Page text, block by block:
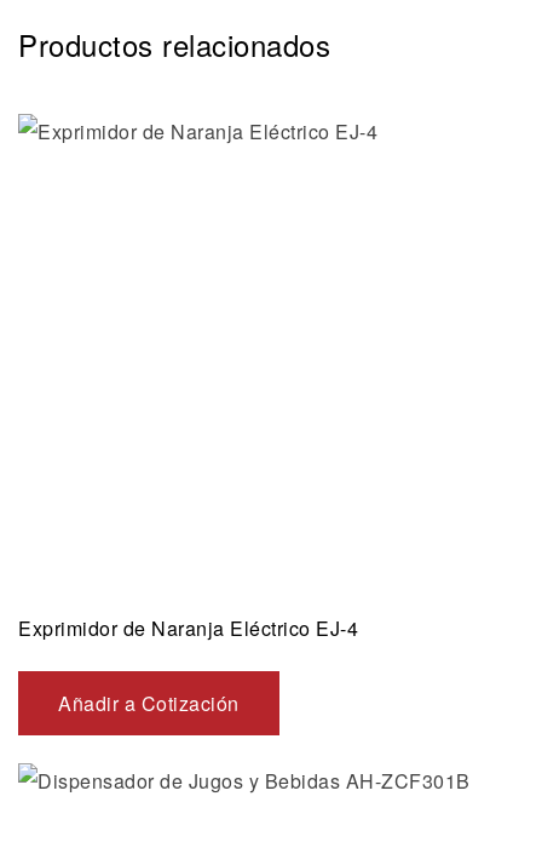
Productos relacionados
Exprimidor de Naranja Eléctrico EJ-4
Añadir a Cotización